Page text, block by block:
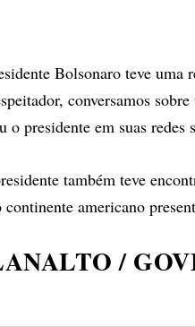
Bolsonaro teve
conversamos
o presidente em suas
também teve
americano
/